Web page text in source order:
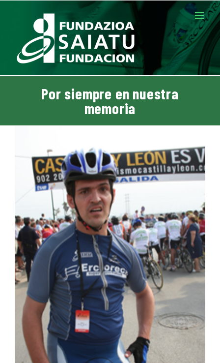
contenido
Por siempre en nuestra
memoria
grande